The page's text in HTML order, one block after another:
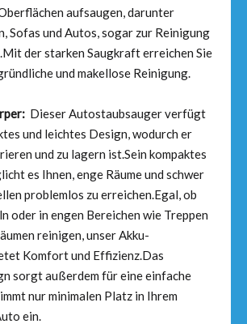
aufsaugen, darunter
Sofas und Autos, sogar zur Reinigung
der starken Saugkraft erreichen Sie
und makellose Reinigung.
Dieser Autostaubsauger verfügt
und leichtes Design, wodurch er
und zu lagern ist.Sein kompaktes
es Ihnen, enge Räume und schwer
problemlos zu erreichen.Egal, ob
oder in engen Bereichen wie Treppen
reinigen, unser Akku-
Komfort und Effizienz.Das
sorgt außerdem für eine einfache
nur minimalen Platz in Ihrem
ein.